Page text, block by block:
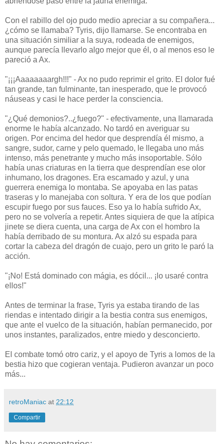
Con el rabillo del ojo pudo medio apreciar a su compañera...
¿cómo se llamaba? Tyris, dijo llamarse. Se encontraba en
una situación similiar a la suya, rodeada de enemigos,
aunque parecía llevarlo algo mejor que él, o al menos eso le
pareció a Ax.
"¡¡¡Aaaaaaaargh!!!" - Ax no pudo reprimir el grito. El dolor fué
tan grande, tan fulminante, tan inesperado, que le provocó
náuseas y casi le hace perder la consciencia.
"¿Qué demonios?..¿fuego?" - efectivamente, una llamarada
enorme le había alcanzado. No tardó en averiguar su
origen. Por encima del hedor que desprendía él mismo, a
sangre, sudor, carne y pelo quemado, le llegaba uno más
intenso, más penetrante y mucho más insoportable. Sólo
había unas criaturas en la tierra que desprendían ese olor
inhumano, los dragones. Era escamado y azul, y una
guerrera enemiga lo montaba. Se apoyaba en las patas
traseras y lo manejaba con soltura. Y era de los que podían
escupir fuego por sus fauces. Eso ya lo había sufrido Ax,
pero no se volvería a repetir. Antes siquiera de que la atípica
jinete se diera cuenta, una carga de Ax con el hombro la
había derribado de su montura. Ax alzó su espada para
cortar la cabeza del dragón de cuajo, pero un grito le paró la
acción.
"¡No! Está dominado con mágia, es dócil... ¡lo usaré contra
ellos!"
Antes de terminar la frase, Tyris ya estaba tirando de las
riendas e intentado dirigir a la bestia contra sus enemigos,
que ante el vuelco de la situación, habían permanecido, por
unos instantes, paralizados, entre miedo y desconcierto.
El combate tomó otro cariz, y el apoyo de Tyris a lomos de la
bestia hizo que cogieran ventaja. Pudieron avanzar un poco
más...
retroManiac at 22:12
Compartir